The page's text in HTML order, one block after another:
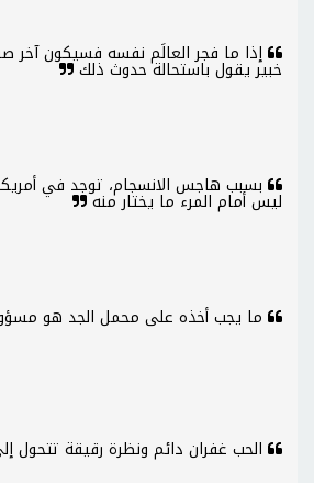
إذا ما فجر العالَم نفسه فسيكون
خبير يقول باستحالة حدوث ذلك
بسبب هاجس الانسجام، توجد في أمريكا
ليس أمام المرء ما يختار منه
ما يجب أخذه على محمل الجد هو
الحب غفران دائم ونظرة رقيقة تتحول